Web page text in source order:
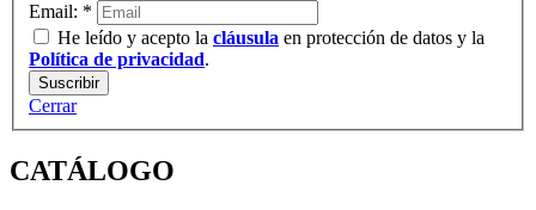
Email: *
He leído y acepto la cláusula en protección de datos y la
Política de privacidad.
Cerrar
CATÁLOGO